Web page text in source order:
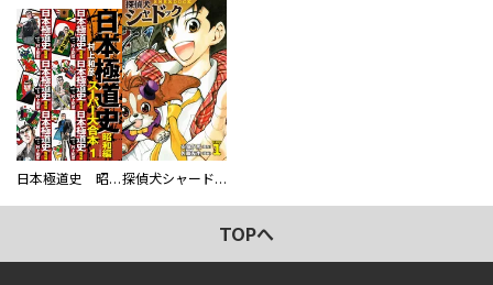
日本極道史 昭和編 スーパー大合本 探偵犬シャードック（新装版）
TOPへ